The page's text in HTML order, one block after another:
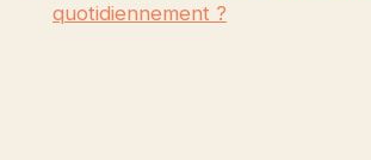
quotidiennement ?